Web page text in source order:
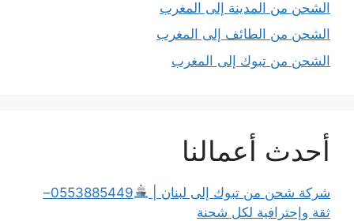
الشحن من المدينة إلى المغرب
الشحن من الطائف إلى المغرب
الشحن من تبوك إلى المغرب
أحدث أعمالنا
شركة شحن من تبوك إلى لبنان |
0553885449–
ثقة وإحترافية لكل شحنة